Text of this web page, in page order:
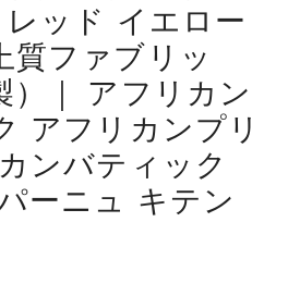
ッド イエロー
質ファブリッ
）｜ アフリカン
アフリカンプリ
ンバティック
ーニュ キテン